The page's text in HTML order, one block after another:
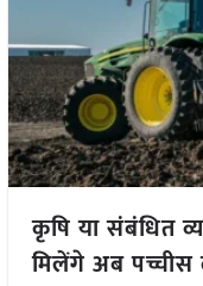
कृषि या संबंधित
मिलेंगे अब